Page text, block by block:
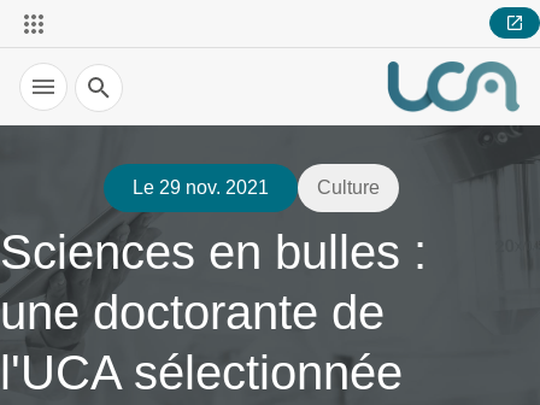
Recherche
Le 29 nov. 2021 Culture
Sciences en bulles :
une doctorante de
l'UCA sélectionnée